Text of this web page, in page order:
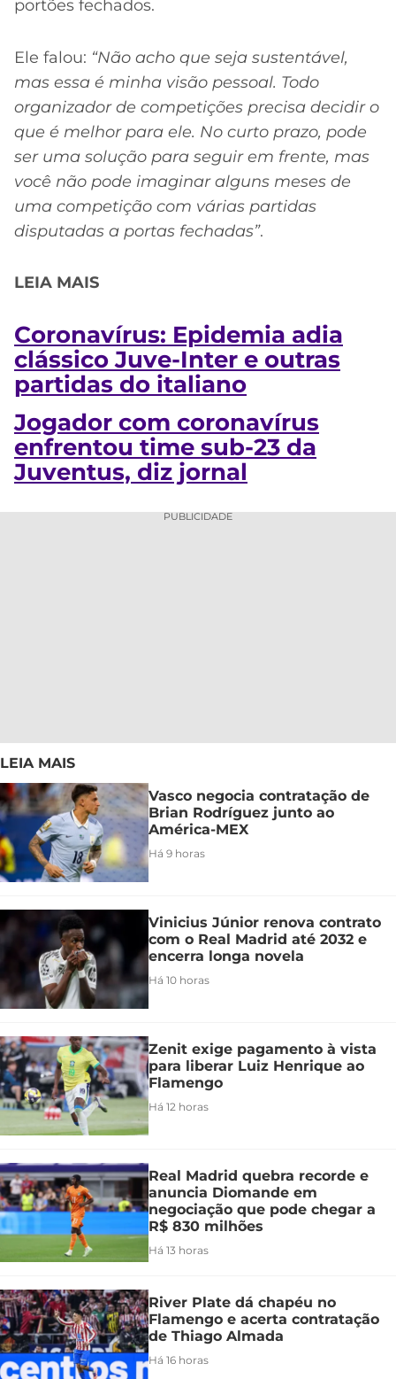
portões fechados.
Ele falou: “Não acho que seja sustentável,
mas essa é minha visão pessoal. Todo
organizador de competições precisa decidir o
que é melhor para ele. No curto prazo, pode
ser uma solução para seguir em frente, mas
você não pode imaginar alguns meses de
uma competição com várias partidas
disputadas a portas fechadas”.
LEIA MAIS
Coronavírus: Epidemia adia
clássico Juve-Inter e outras
partidas do italiano
Jogador com coronavírus
enfrentou time sub-23 da
Juventus, diz jornal
PUBLICIDADE
LEIA MAIS
Vasco negocia contratação de
Brian Rodríguez junto ao
América-MEX
Há 9 horas
Vinicius Júnior renova contrato
com o Real Madrid até 2032 e
encerra longa novela
Há 10 horas
Zenit exige pagamento à vista
para liberar Luiz Henrique ao
Flamengo
Há 12 horas
Real Madrid quebra recorde e
anuncia Diomande em
negociação que pode chegar a
R$ 830 milhões
Há 13 horas
River Plate dá chapéu no
Flamengo e acerta contratação
de Thiago Almada
Há 16 horas